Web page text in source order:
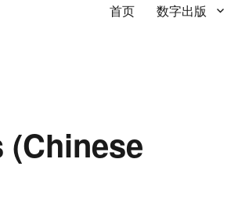
首页 数字出版
(Chinese